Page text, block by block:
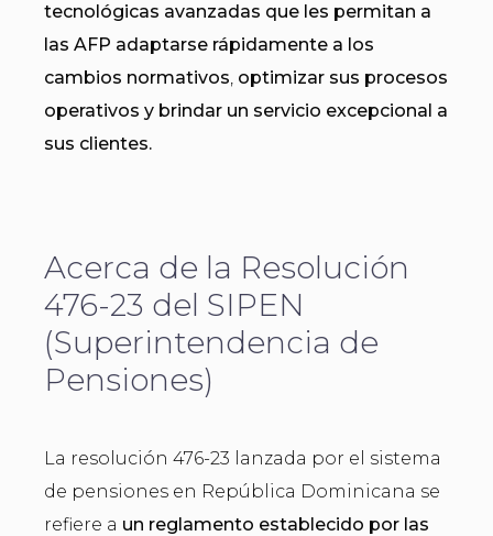
tecnológicas avanzadas que les permitan a
las AFP adaptarse rápidamente a los
cambios normativos, optimizar sus procesos
operativos y brindar un servicio excepcional a
sus clientes.
Acerca de la Resolución
476-23 del SIPEN
(Superintendencia de
Pensiones)
La resolución 476-23 lanzada por el sistema
de pensiones en República Dominicana se
refiere a un reglamento establecido por las